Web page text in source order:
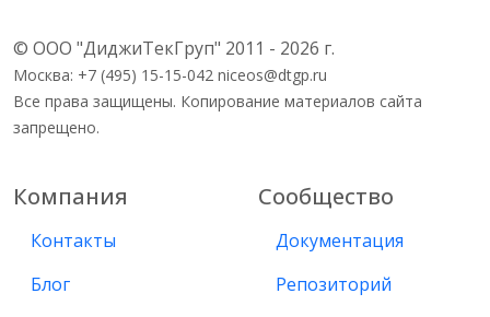
© ООО "ДиджиТекГруп" 2011 - 2026 г.
Москва: +7 (495) 15-15-042 niceos@dtgp.ru
Все права защищены. Копирование материалов сайта
запрещено.
Компания
Контакты
Блог
Сообщество
Документация
Репозиторий